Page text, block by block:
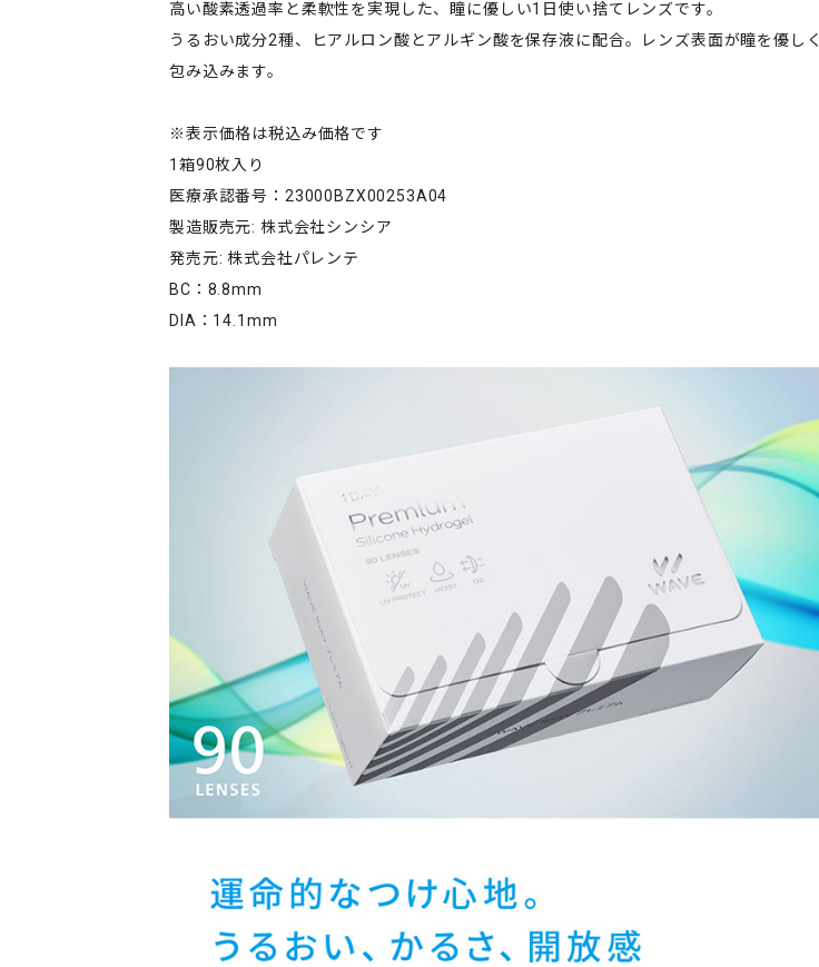
高い酸素透過率と柔軟性を実現した、瞳に優しい1日使い捨てレンズです。
うるおい成分2種、ヒアルロン酸とアルギン酸を保存液に配合。レンズ表面が瞳を優しく
包み込みます。
※表示価格は税込み価格です
1箱90枚入り
医療承認番号：23000BZX00253A04
製造販売元: 株式会社シンシア
発売元: 株式会社パレンテ
BC：8.8mm
DIA：14.1mm